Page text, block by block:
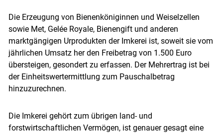
Die Erzeugung von Bienenköniginnen und Weiselzellen
sowie Met, Gelée Royale, Bienengift und anderen
marktgängigen Urprodukten der Imkerei ist, soweit sie vom
jährlichen Umsatz her den Freibetrag von 1.500 Euro
übersteigen, gesondert zu erfassen. Der Mehrertrag ist bei
der Einheitswertermittlung zum Pauschalbetrag
hinzuzurechnen.
Die Imkerei gehört zum übrigen land- und
forstwirtschaftlichen Vermögen, ist genauer gesagt eine